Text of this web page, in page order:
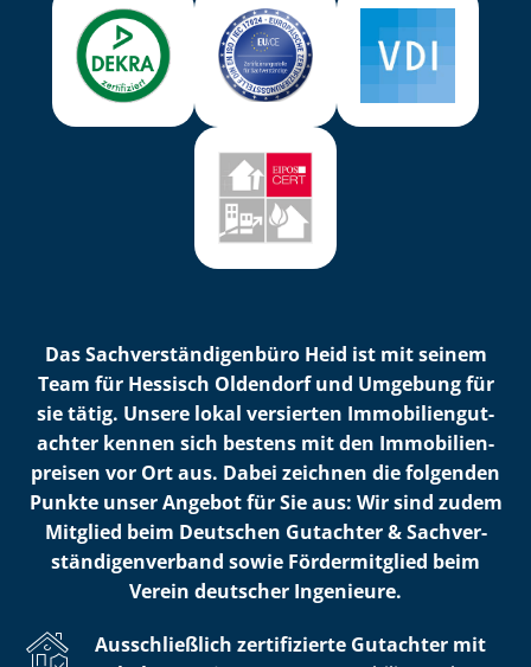
Das Sach­ver­stän­di­gen­bü­ro Heid ist mit seinem
Team für Hessisch Oldendorf und Umgebung für
sie tätig. Unsere lokal versierten Im­mo­bi­li­en­gut­
ach­ter kennen sich bestens mit den Im­mo­bi­li­en­
prei­sen vor Ort aus. Dabei zeichnen die folgenden
Punkte unser Angebot für Sie aus: Wir sind zudem
Mitglied beim Deutschen Gutachter & Sach­ver­
stän­di­gen­ver­band sowie Fördermitglied beim
Verein deutscher Ingenieure.
Ausschließlich zertifizierte Gutachter mit